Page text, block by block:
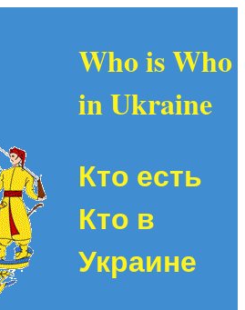
Who is Who
in Ukraine
Кто есть
Кто в
Украине